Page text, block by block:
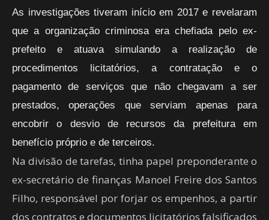
As investigações tiveram início em 2017 e revelaram
que a organização criminosa era chefiada pelo ex-
prefeito e atuava simulando a realização de
procedimentos licitatórios, a contratação e o
pagamento de serviços que não chegavam a ser
prestados, operações que serviam apenas para
encobrir o desvio de recursos da prefeitura em
benefício próprio e de terceiros.
Na divisão de tarefas, tinha papel preponderante o
ex-secretário de finanças Manoel Freire dos Santos
Filho, responsável por forjar os empenhos, a partir
dos contratos e documentos licitatórios falsificados